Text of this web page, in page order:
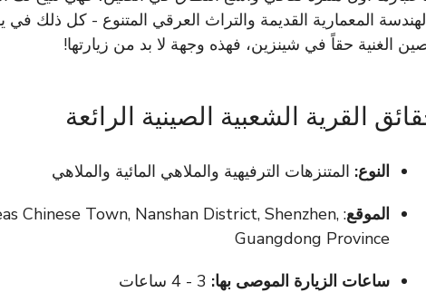
المعمارية القديمة والتراث العرقي المتنوع - كل ذلك
الغنية حقاً في شينزين، فهذه وجهة لا بد من زيارتها!
القرية الشعبية الصينية الرائعة
النوع: المتنزهات الترفيهية والملاهي المائية والملاهي
الموقع Chinese Town, Nanshan District, Shenzhen,
Guangdong Province
ساعات الزيارة الموصى بها: